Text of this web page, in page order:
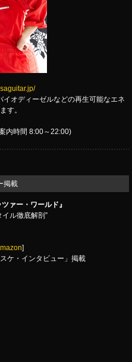
オディーゼルなどの再生可能なエネ
す。
内時間 8:00～22:00)
掲載
ァー・ワールド』
ル徹底解剖”
]
ケ・インタビュー」掲載